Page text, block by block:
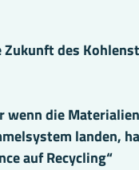
Zukunft des
wenn die
landen,
auf Recycling“